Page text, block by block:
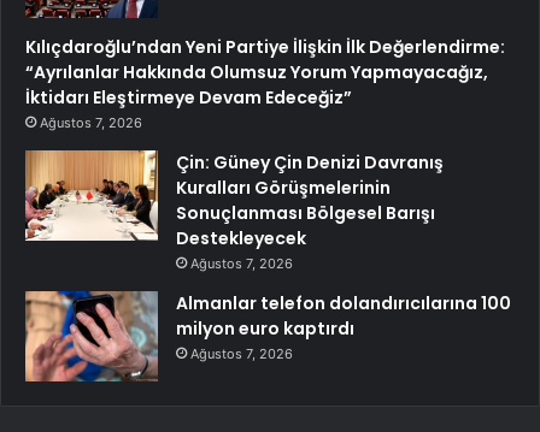
Kılıçdaroğlu’ndan Yeni Partiye İlişkin İlk Değerlendirme:
“Ayrılanlar Hakkında Olumsuz Yorum Yapmayacağız,
İktidarı Eleştirmeye Devam Edeceğiz”
Ağustos 7, 2026
Çin: Güney Çin Denizi Davranış
Kuralları Görüşmelerinin
Sonuçlanması Bölgesel Barışı
Destekleyecek
Ağustos 7, 2026
Almanlar telefon dolandırıcılarına 100
milyon euro kaptırdı
Ağustos 7, 2026